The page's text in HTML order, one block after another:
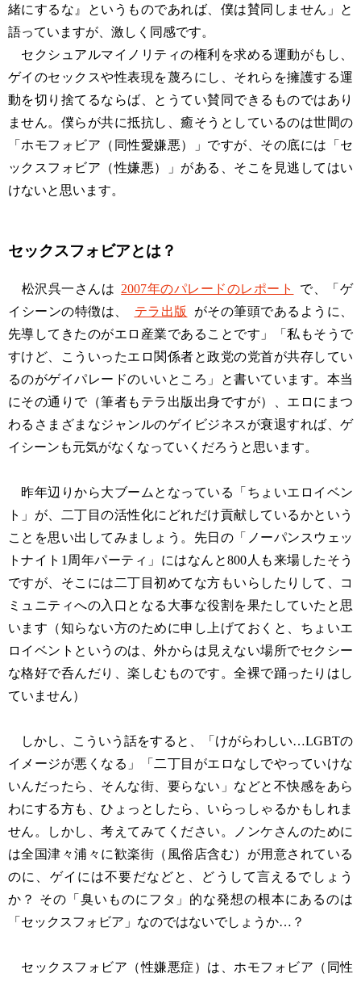
緒にするな』というものであれば、僕は賛同しません」と
語っていますが、激しく同感です。
セクシュアルマイノリティの権利を求める運動がもし、
ゲイのセックスや性表現を蔑ろにし、それらを擁護する運
動を切り捨てるならば、とうてい賛同できるものではあり
ません。僕らが共に抵抗し、癒そうとしているのは世間の
「ホモフォビア（同性愛嫌悪）」ですが、その底には「セ
ックスフォビア（性嫌悪）」がある、そこを見逃してはい
けないと思います。
セックスフォビアとは？
松沢呉一さんは 2007年のパレードのレポート
で、「ゲ
イシーンの特徴は、
テラ出版
がその筆頭であるように、
先導してきたのがエロ産業であることです」「私もそうで
すけど、こういったエロ関係者と政党の党首が共存してい
るのがゲイパレードのいいところ」と書いています。本当
にその通りで（筆者もテラ出版出身ですが）、エロにまつ
わるさまざまなジャンルのゲイビジネスが衰退すれば、ゲ
イシーンも元気がなくなっていくだろうと思います。
昨年辺りから大ブームとなっている「ちょいエロイベン
ト」が、二丁目の活性化にどれだけ貢献しているかという
ことを思い出してみましょう。先日の「ノーパンスウェッ
トナイト1周年パーティ」にはなんと800人も来場したそう
ですが、そこには二丁目初めてな方もいらしたりして、コ
ミュニティへの入口となる大事な役割を果たしていたと思
います（知らない方のために申し上げておくと、ちょいエ
ロイベントというのは、外からは見えない場所でセクシー
な格好で呑んだり、楽しむものです。全裸で踊ったりはし
ていません）
しかし、こういう話をすると、「けがらわしい…LGBTの
イメージが悪くなる」「二丁目がエロなしでやっていけな
いんだったら、そんな街、要らない」などと不快感をあら
わにする方も、ひょっとしたら、いらっしゃるかもしれま
せん。しかし、考えてみてください。ノンケさんのために
は全国津々浦々に歓楽街（風俗店含む）が用意されている
のに、ゲイには不要だなどと、どうして言えるでしょう
か？ その「臭いものにフタ」的な発想の根本にあるのは
「セックスフォビア」なのではないでしょうか…？
セックスフォビア（性嫌悪症）は、ホモフォビア（同性